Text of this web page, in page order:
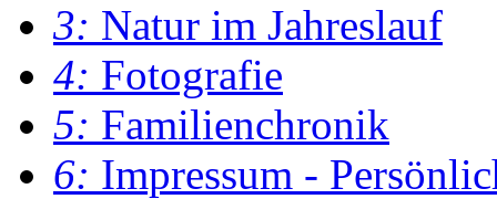
3: Natur im Jahreslauf
4: Fotografie
5: Familienchronik
6: Impressum -